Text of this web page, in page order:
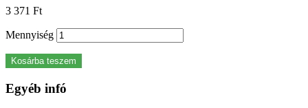
3 371 Ft‎
Mennyiség
Kosárba teszem
Egyéb infó